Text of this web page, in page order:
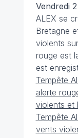
Vendredi
ALEX se
Bretagne
violents
rouge est
est
Tempête
alerte
violents et
Tempête
vents